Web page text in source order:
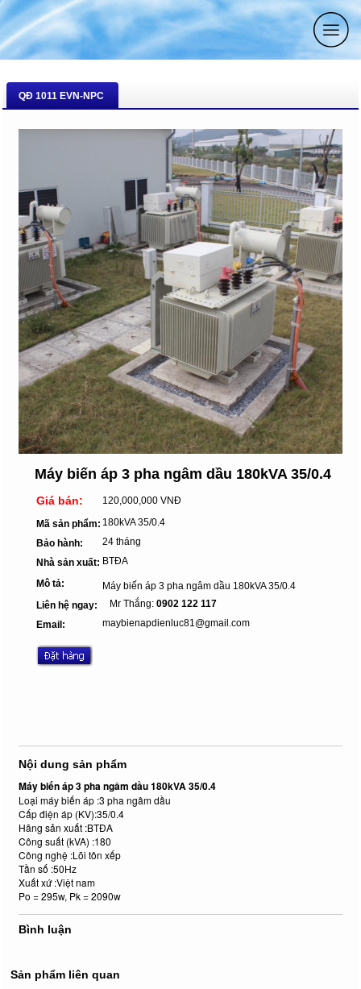
QĐ 1011 EVN-NPC
Máy biến áp 3 pha ngâm dầu 180kVA 35/0.4
Giá bán: 120,000,000 VNĐ
Mã sản phẩm: 180kVA 35/0.4
Bảo hành:
24 tháng
Nhà sản xuất: BTĐA
Mô tả:
Máy biến áp 3 pha ngâm dầu 180kVA 35/0.4
Liên hệ ngay:
Mr Thắng: 0902 122 117
Email:
maybienapdienluc81@gmail.com
Nội dung sản phẩm
Máy biến áp 3 pha ngâm dầu 180kVA 35/0.4
Loại máy biến áp :3 pha ngâm dầu
Cấp điện áp (KV):35/0.4
Hãng sản xuất :BTĐA
Công suất (kVA) :180
Công nghệ :Lõi tôn xếp
Tần số :50Hz
Xuất xứ :Việt nam
Po = 295w, Pk = 2090w
Bình luận
Sản phẩm liên quan